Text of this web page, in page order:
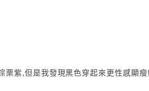
栗紫,但是我發現黑色穿起來更性感顯瘦